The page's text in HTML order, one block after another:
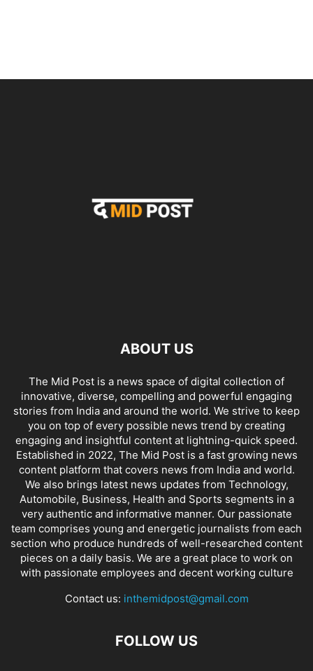
ABOUT US
The Mid Post is a news space of digital collection of
innovative, diverse, compelling and powerful engaging
stories from India and around the world. We strive to keep
you on top of every possible news trend by creating
engaging and insightful content at lightning-quick speed.
Established in 2022, The Mid Post is a fast growing news
content platform that covers news from India and world.
We also brings latest news updates from Technology,
Automobile, Business, Health and Sports segments in a
very authentic and informative manner. Our passionate
team comprises young and energetic journalists from each
section who produce hundreds of well-researched content
pieces on a daily basis. We are a great place to work on
with passionate employees and decent working culture
Contact us: inthemidpost@gmail.com
FOLLOW US